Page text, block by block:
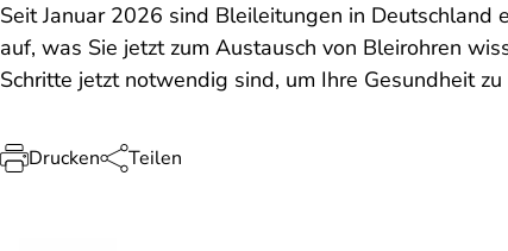
Seit Januar 2026 sind Bleileitungen in
auf, was Sie jetzt zum Austausch von Bleirohren
Schritte jetzt notwendig sind, um Ihre Gesundheit zu
Drucken Teilen